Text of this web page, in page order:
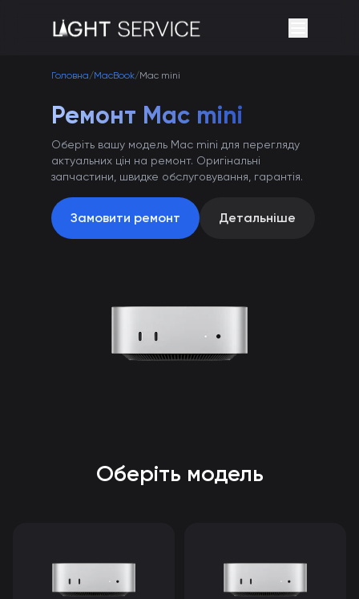
Головна/MacBook/Mac mini
Ремонт Mac mini
Оберіть вашу модель Mac mini для перегляду
актуальних цін на ремонт. Оригінальні
запчастини, швидке обслуговування, гарантія.
Замовити ремонт Детальніше
Оберіть модель